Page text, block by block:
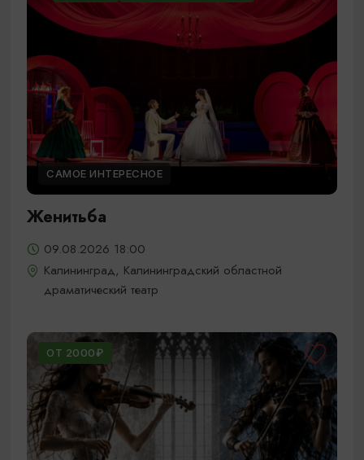
САМОЕ ИНТЕРЕСНОЕ
Женитьба
09.08.2026 18:00
Калининград, Калининградский областной
драматический театр
ОТ 2000₽